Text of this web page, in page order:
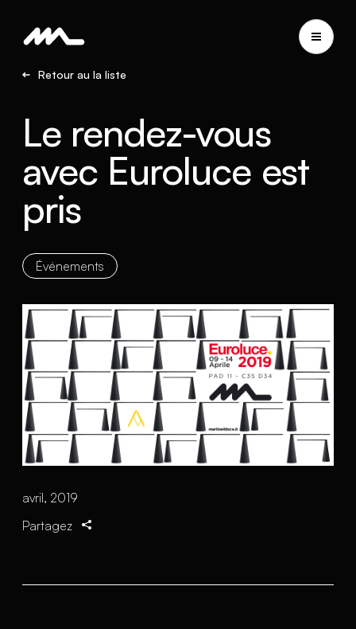
Retour au la liste
Le rendez-vous
avec Euroluce est
pris
Événements
avril, 2019
Partagez